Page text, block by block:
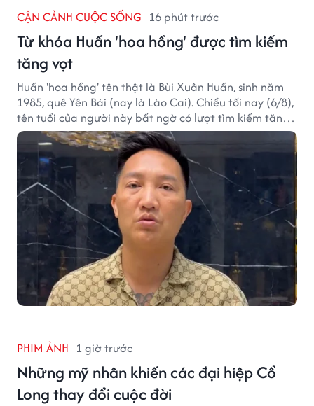
CẬN CẢNH CUỘC SỐNG 16 phút trước
Từ khóa Huấn 'hoa hồng' được tìm kiếm
tăng vọt
Huấn 'hoa hồng' tên thật là Bùi Xuân Huấn, sinh năm
1985, quê Yên Bái (nay là Lào Cai). Chiều tối nay (6/8),
tên tuổi của người này bất ngờ có lượt tìm kiếm tăng
vọt.
PHIM ẢNH 1 giờ trước
Những mỹ nhân khiến các đại hiệp Cổ
Long thay đổi cuộc đời